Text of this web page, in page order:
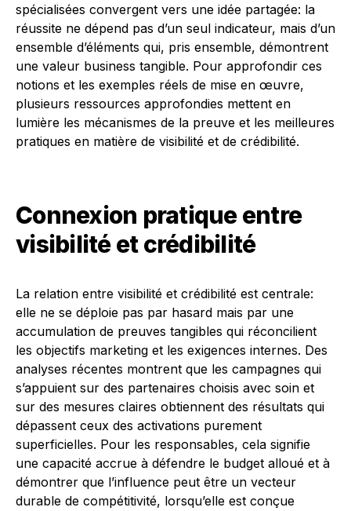
spécialisées convergent vers une idée partagée: la
réussite ne dépend pas d’un seul indicateur, mais d’un
ensemble d’éléments qui, pris ensemble, démontrent
une valeur business tangible. Pour approfondir ces
notions et les exemples réels de mise en œuvre,
plusieurs ressources approfondies mettent en
lumière les mécanismes de la preuve et les meilleures
pratiques en matière de visibilité et de crédibilité.
Connexion pratique entre
visibilité et crédibilité
La relation entre visibilité et crédibilité est centrale:
elle ne se déploie pas par hasard mais par une
accumulation de preuves tangibles qui réconcilient
les objectifs marketing et les exigences internes. Des
analyses récentes montrent que les campagnes qui
s’appuient sur des partenaires choisis avec soin et
sur des mesures claires obtiennent des résultats qui
dépassent ceux des activations purement
superficielles. Pour les responsables, cela signifie
une capacité accrue à défendre le budget alloué et à
démontrer que l’influence peut être un vecteur
durable de compétitivité, lorsqu’elle est conçue